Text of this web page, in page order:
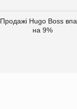
Продажі Hugo Boss
на 9%